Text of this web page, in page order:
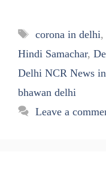
Tags
corona in delhi,
Hindi Samachar,
Delhi NCR News
bhawan delhi
Leave a